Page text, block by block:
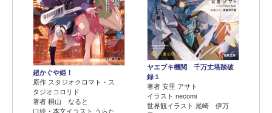
超かぐや姫！
原作 スタジオクロマト・ス
タジオコロリド
著者 桐山 なると
口絵・本文イラスト うらた
ヤエブキ機関 千万丈塔踏破
録１
著者 安里 アサト
イラスト necomi
世界観イラスト 尾崎 伊万